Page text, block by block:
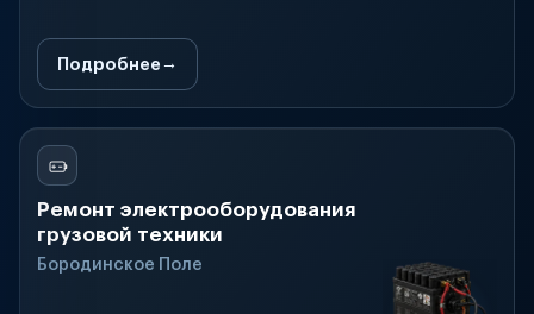
Подробнее
Ремонт электрооборудования
грузовой техники
Бородинское Поле